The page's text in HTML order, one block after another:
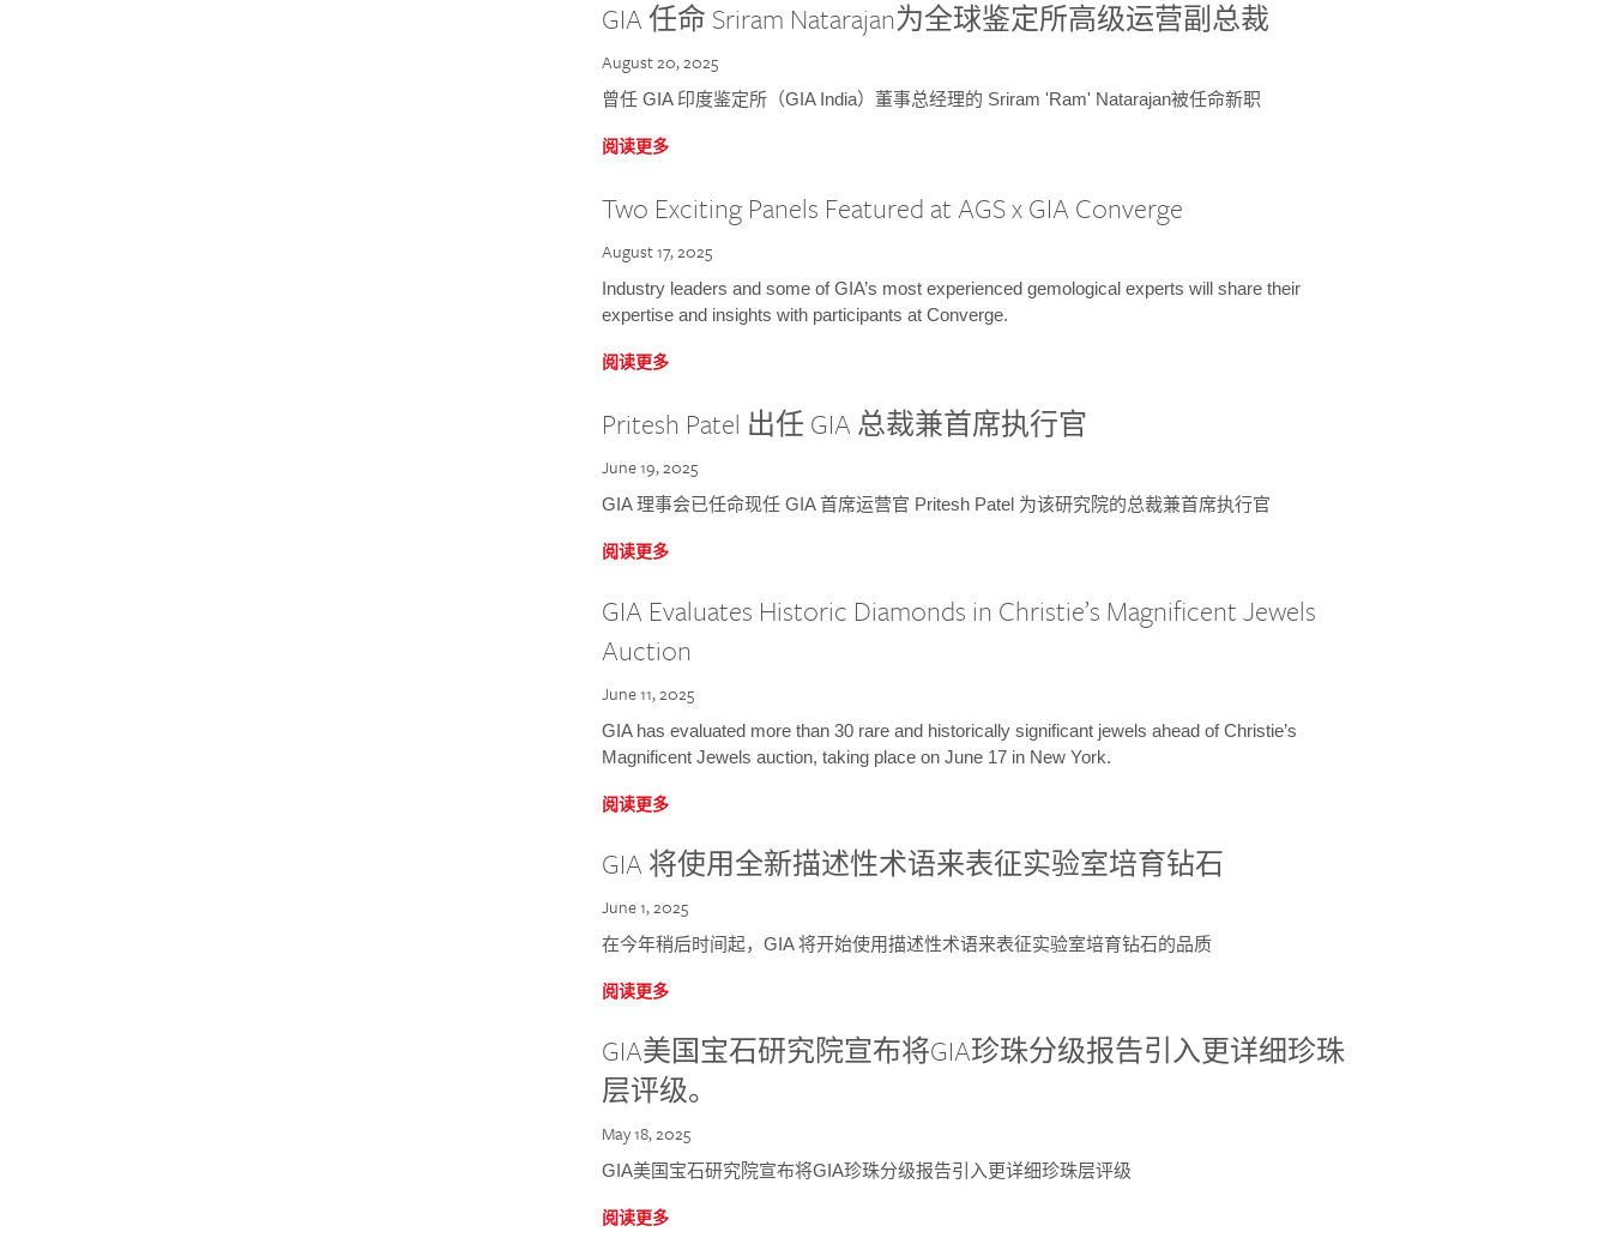
GIA 任命 Sriram Natarajan为全球鉴定所高级运营副总裁
August 20, 2025
曾任 GIA 印度鉴定所（GIA India）董事总经理的 Sriram 'Ram' Natarajan被任命新职
阅读更多
Two Exciting Panels Featured at AGS x GIA Converge
August 17, 2025
Industry leaders and some of GIA’s most experienced gemological experts will share their
expertise and insights with participants at Converge.
阅读更多
Pritesh Patel 出任 GIA 总裁兼首席执行官
June 19, 2025
GIA 理事会已任命现任 GIA 首席运营官 Pritesh Patel 为该研究院的总裁兼首席执行官
阅读更多
GIA Evaluates Historic Diamonds in Christie’s Magnificent Jewels
Auction
June 11, 2025
GIA has evaluated more than 30 rare and historically significant jewels ahead of Christie’s
Magnificent Jewels auction, taking place on June 17 in New York.
阅读更多
GIA 将使用全新描述性术语来表征实验室培育钻石
June 1, 2025
在今年稍后时间起，GIA 将开始使用描述性术语来表征实验室培育钻石的品质
阅读更多
GIA美国宝石研究院宣布将GIA珍珠分级报告引入更详细珍珠
层评级。
May 18, 2025
GIA美国宝石研究院宣布将GIA珍珠分级报告引入更详细珍珠层评级
阅读更多